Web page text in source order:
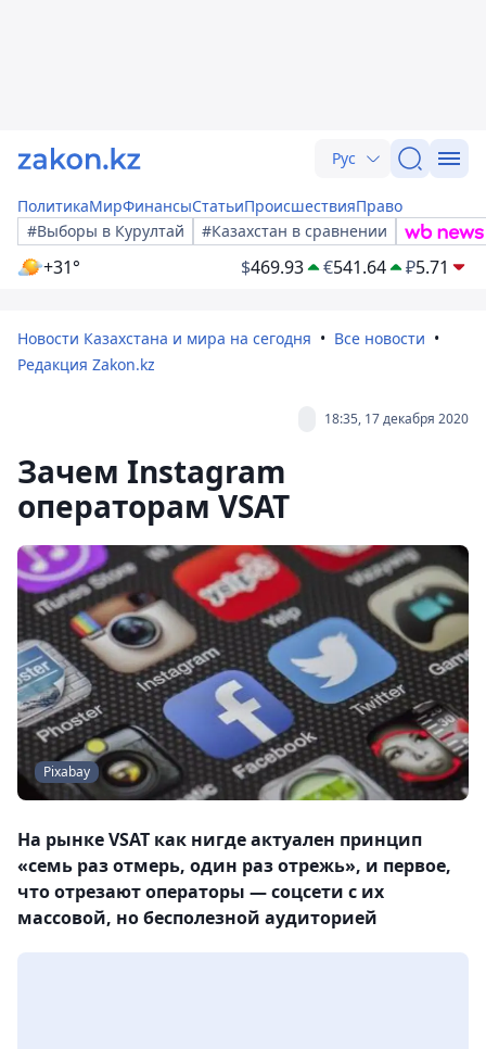
Рус
ПолитикаМирФинансыСтатьиПроисшествияПраво
#Выборы в Курултай
#Казахстан в сравнении
+31° $469.93 €541.64 ₽5.71
Новости Казахстана и мира на сегодня
Все новости
Редакция Zakon.kz
18:35, 17 декабря 2020
Зачем Instagram
операторам VSAT
Pixabay
На рынке VSAT как нигде актуален принцип
«семь раз отмерь, один раз отрежь», и первое,
что отрезают операторы — соцсети с их
массовой, но бесполезной аудиторией